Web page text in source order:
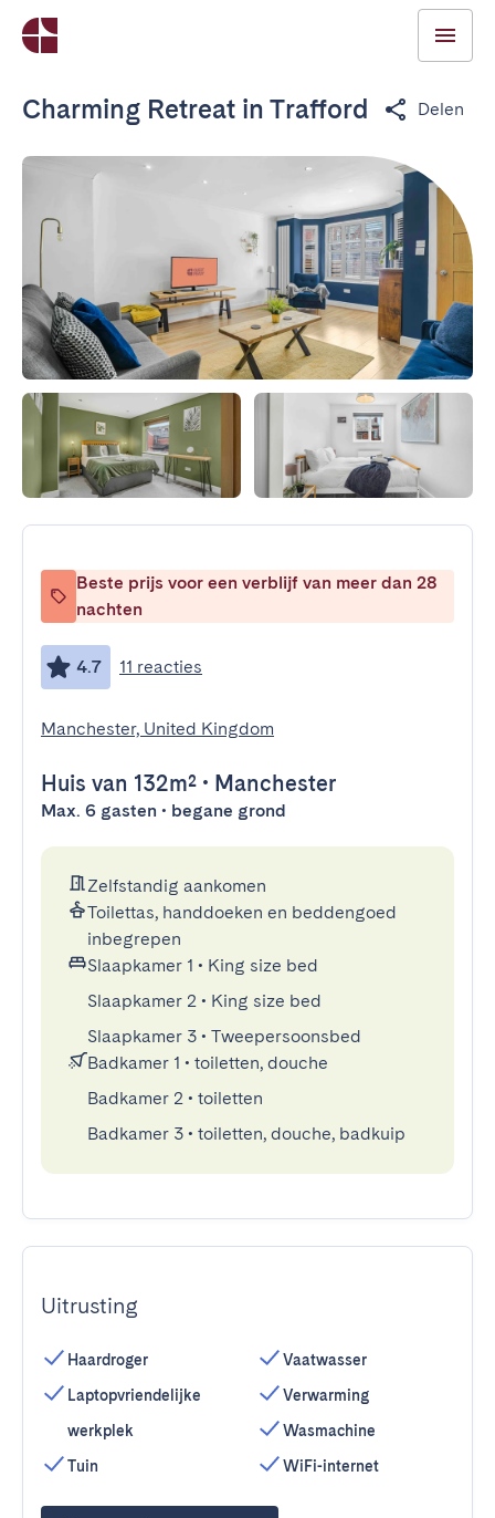
Charming Retreat in Trafford Delen
Beste prijs voor een verblijf van meer dan 28
nachten
4.7 11 reacties
Manchester, United Kingdom
Huis van 132m² • Manchester
Max. 6 gasten • begane grond
Zelfstandig aankomen
Toilettas, handdoeken en beddengoed
inbegrepen
Slaapkamer 1 • King size bed
Slaapkamer 2 • King size bed
Slaapkamer 3 • Tweepersoonsbed
Badkamer 1 • toiletten, douche
Badkamer 2 • toiletten
Badkamer 3 • toiletten, douche, badkuip
Uitrusting
Haardroger
Laptopvriendelijke
werkplek
Tuin
Vaatwasser
Verwarming
Wasmachine
WiFi-internet